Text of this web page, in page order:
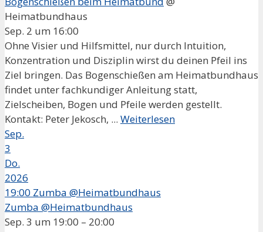
Heimatbundhaus
Sep. 2 um 16:00
Ohne Visier und Hilfsmittel, nur durch Intuition,
Konzentration und Disziplin wirst du deinen Pfeil ins
Ziel bringen. Das Bogenschießen am Heimatbundhaus
findet unter fachkundiger Anleitung statt,
Zielscheiben, Bogen und Pfeile werden gestellt.
Kontakt: Peter Jekosch, ... Weiterlesen
Sep.
3
Do.
2026
19:00 Zumba @Heimatbundhaus
Zumba @Heimatbundhaus
Sep. 3 um 19:00 – 20:00